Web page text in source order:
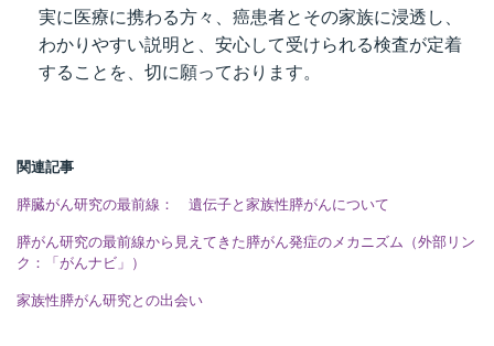
実に医療に携わる方々、癌患者とその家族に浸透し、
わかりやすい説明と、安心して受けられる検査が定着
することを、切に願っております。
関連記事
膵臓がん研究の最前線： 遺伝子と家族性膵がんについて
膵がん研究の最前線から見えてきた膵がん発症のメカニズム（外部リン
ク：「がんナビ」）
家族性膵がん研究との出会い